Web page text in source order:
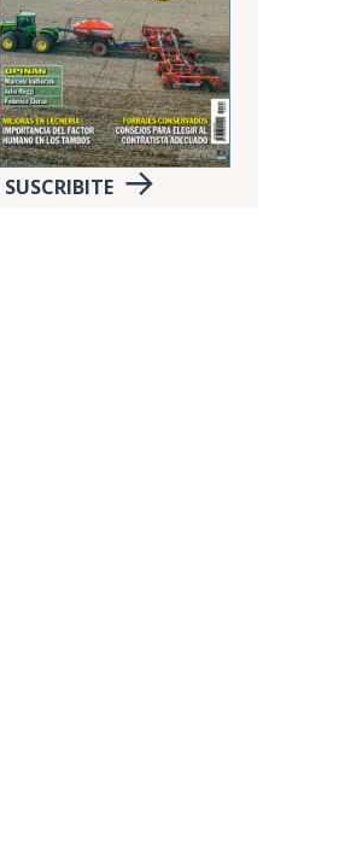
SUSCRIBITE